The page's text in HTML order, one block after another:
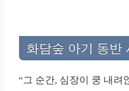
화담숲 아기 동반
“그 순간, 심장이 쿵 내려